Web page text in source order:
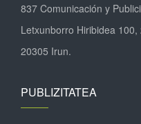
837 Comunicación y
Letxunborro Hiribidea 100,
20305 Irun.
PUBLIZITATEA